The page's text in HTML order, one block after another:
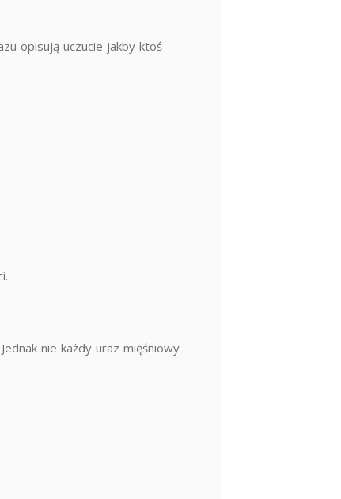
opisują uczucie jakby ktoś
nie każdy uraz mięśniowy